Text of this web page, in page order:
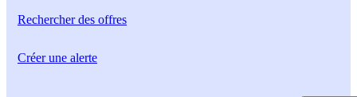
Rechercherdes offres
Créer une alerte